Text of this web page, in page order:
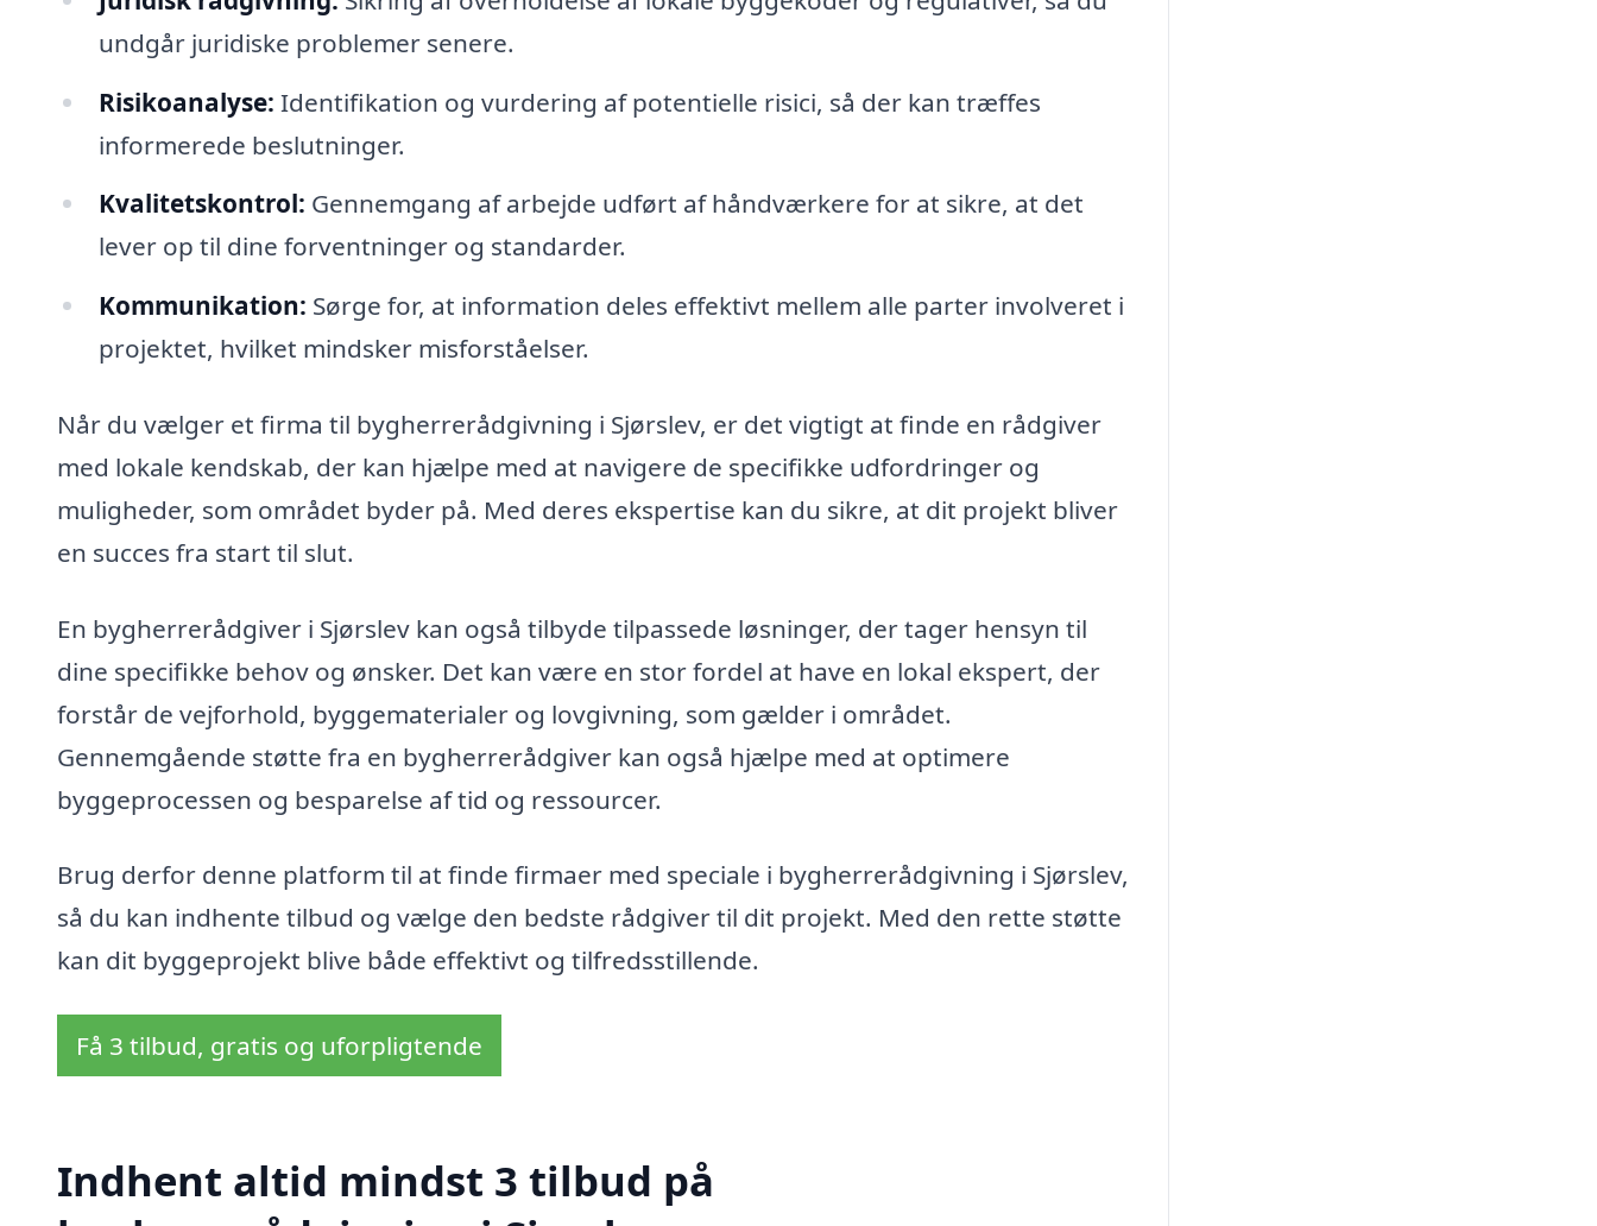
undgår juridiske problemer senere.
Risikoanalyse: Identifikation og vurdering af potentielle risici, så der kan træffes
informerede beslutninger.
Kvalitetskontrol: Gennemgang af arbejde udført af håndværkere for at sikre, at det
lever op til dine forventninger og standarder.
Kommunikation: Sørge for, at information deles effektivt mellem alle parter involveret i
projektet, hvilket mindsker misforståelser.
Når du vælger et firma til bygherrerådgivning i Sjørslev, er det vigtigt at finde en rådgiver
med lokale kendskab, der kan hjælpe med at navigere de specifikke udfordringer og
muligheder, som området byder på. Med deres ekspertise kan du sikre, at dit projekt bliver
en succes fra start til slut.
En bygherrerådgiver i Sjørslev kan også tilbyde tilpassede løsninger, der tager hensyn til
dine specifikke behov og ønsker. Det kan være en stor fordel at have en lokal ekspert, der
forstår de vejforhold, byggematerialer og lovgivning, som gælder i området.
Gennemgående støtte fra en bygherrerådgiver kan også hjælpe med at optimere
byggeprocessen og besparelse af tid og ressourcer.
Brug derfor denne platform til at finde firmaer med speciale i bygherrerådgivning i Sjørslev,
så du kan indhente tilbud og vælge den bedste rådgiver til dit projekt. Med den rette støtte
kan dit byggeprojekt blive både effektivt og tilfredsstillende.
Få 3 tilbud, gratis og uforpligtende
Indhent altid mindst 3 tilbud på